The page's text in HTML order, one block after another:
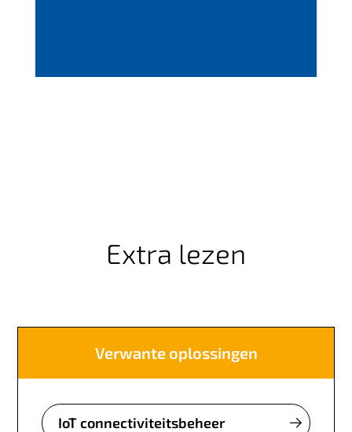
Extra lezen
Verwante oplossingen
IoT connectiviteitsbeheer